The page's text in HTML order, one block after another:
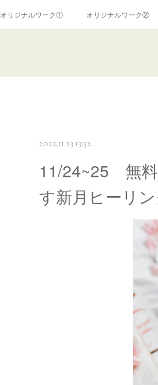
オリジナルワーク① オリジナルワーク②
2022.11.23 13:52
11/24~25 無料
す新月ヒーリ